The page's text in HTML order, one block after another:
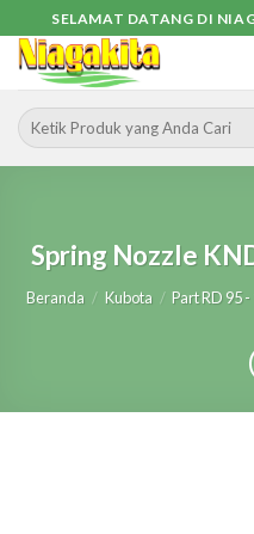
content
SELAMAT DATANG DI
Pencarian
untuk:
Spring Nozzle
Beranda / Kubota / Part RD 95